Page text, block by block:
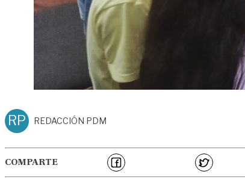
RP REDACCIÓN PDM
COMPARTE